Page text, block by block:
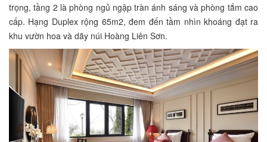
trọng, tầng 2 là phòng ngủ ngập tràn ánh sáng và phòng tắm cao
cấp. Hạng Duplex rộng 65m2, đem đến tầm nhìn khoáng đạt ra
khu vườn hoa và dãy núi Hoàng Liên Sơn.